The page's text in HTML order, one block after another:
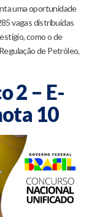
uma oportunidade
vagas distribuídas
como o de
de Petróleo,
2 – E-
10